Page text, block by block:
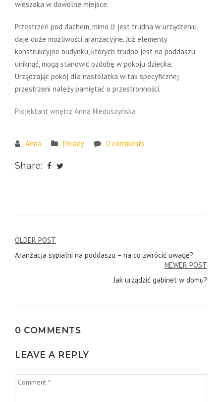
wieszaka w dowolne miejsce.
Przestrzeń pod dachem, mimo iż jest trudna w urządzeniu,
daje duże możliwości aranżacyjne. Już elementy
konstrukcyjne budynku, których trudno jest na poddaszu
uniknąć, mogą stanowić ozdobę w pokoju dziecka.
Urządzając pokój dla nastolatka w tak specyficznej
przestrzeni należy pamiętać o przestronności.
Projektant wnętrz Anna Nieduszyńska
Anna Porady 0 comments
Share:
Post
navigation
OLDER POST
Aranżacja sypialni na poddaszu – na co zwrócić uwagę?
NEWER POST
Jak urządzić gabinet w domu?
0 COMMENTS
LEAVE A REPLY